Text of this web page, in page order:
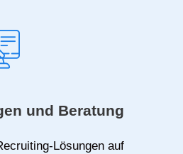
und Beratung
Lösungenauf